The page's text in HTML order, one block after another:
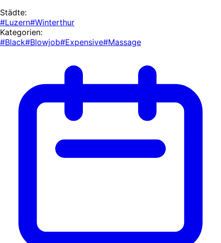
Städte:
#Luzern#Winterthur
Kategorien:
#Black#Blowjob#Expensive#Massage